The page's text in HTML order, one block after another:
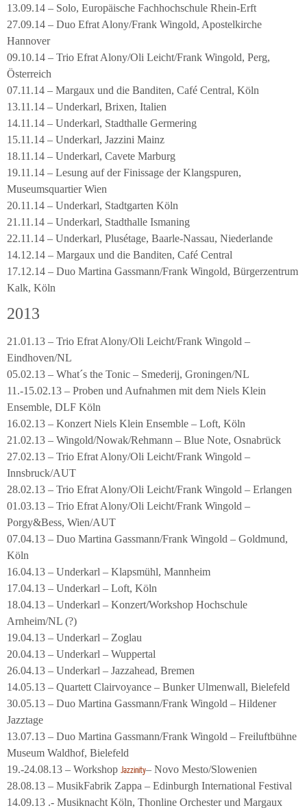
13.09.14 – Solo, Europäische Fachhochschule Rhein-Erft
27.09.14 – Duo Efrat Alony/Frank Wingold, Apostelkirche
Hannover
09.10.14 – Trio Efrat Alony/Oli Leicht/Frank Wingold, Perg,
Österreich
07.11.14 – Margaux und die Banditen, Café Central, Köln
13.11.14 – Underkarl, Brixen, Italien
14.11.14 – Underkarl, Stadthalle Germering
15.11.14 – Underkarl, Jazzini Mainz
18.11.14 – Underkarl, Cavete Marburg
19.11.14 – Lesung auf der Finissage der Klangspuren,
Museumsquartier Wien
20.11.14 – Underkarl, Stadtgarten Köln
21.11.14 – Underkarl, Stadthalle Ismaning
22.11.14 – Underkarl, Plusétage, Baarle-Nassau, Niederlande
14.12.14 – Margaux und die Banditen, Café Central
17.12.14 – Duo Martina Gassmann/Frank Wingold, Bürgerzentrum
Kalk, Köln
2013
21.01.13 – Trio Efrat Alony/Oli Leicht/Frank Wingold –
Eindhoven/NL
05.02.13 – What´s the Tonic – Smederij, Groningen/NL
11.-15.02.13 – Proben und Aufnahmen mit dem Niels Klein
Ensemble, DLF Köln
16.02.13 – Konzert Niels Klein Ensemble – Loft, Köln
21.02.13 – Wingold/Nowak/Rehmann – Blue Note, Osnabrück
27.02.13 – Trio Efrat Alony/Oli Leicht/Frank Wingold –
Innsbruck/AUT
28.02.13 – Trio Efrat Alony/Oli Leicht/Frank Wingold – Erlangen
01.03.13 – Trio Efrat Alony/Oli Leicht/Frank Wingold –
Porgy&Bess, Wien/AUT
07.04.13 – Duo Martina Gassmann/Frank Wingold – Goldmund,
Köln
16.04.13 – Underkarl – Klapsmühl, Mannheim
17.04.13 – Underkarl – Loft, Köln
18.04.13 – Underkarl – Konzert/Workshop Hochschule
Arnheim/NL (?)
19.04.13 – Underkarl – Zoglau
20.04.13 – Underkarl – Wuppertal
26.04.13 – Underkarl – Jazzahead, Bremen
14.05.13 – Quartett Clairvoyance – Bunker Ulmenwall, Bielefeld
30.05.13 – Duo Martina Gassmann/Frank Wingold – Hildener
Jazztage
13.07.13 – Duo Martina Gassmann/Frank Wingold – Freiluftbühne
Museum Waldhof, Bielefeld
19.-24.08.13 – Workshop Jazzinity– Novo Mesto/Slowenien
28.08.13 – MusikFabrik Zappa – Edinburgh International Festival
14.09.13 .- Musiknacht Köln, Thonline Orchester und Margaux